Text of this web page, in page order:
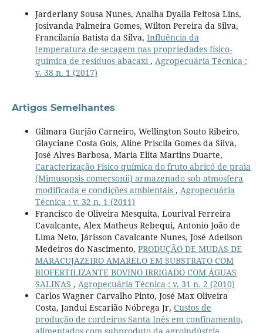
Jarderlany Sousa Nunes, Analha Dyalla Feitosa Lins,
Josivanda Palmeira Gomes, Wilton Pereira da Silva,
Francilania Batista da Silva, Influência da
temperatura de secagem nas propriedades físico-
química de resíduos abacaxi, Agropecuária Técnica :
v. 38 n. 1 (2017)
Artigos Semelhantes
Gilmara Gurjão Carneiro, Wellington Souto Ribeiro,
Glayciane Costa Gois, Aline Priscila Gomes da Silva,
José Alves Barbosa, Maria Elita Martins Duarte,
Caracterização Fisico química do fruto abricó de praia
(Mimusopsis comersonii) armazenado sob atmosfera
modificada e condições ambientais , Agropecuária
Técnica : v. 32 n. 1 (2011)
Francisco de Oliveira Mesquita, Lourival Ferreira
Cavalcante, Alex Matheus Rebequi, Antonio João de
Lima Neto, Járisson Cavalcante Nunes, José Adeilson
Medeiros do Nascimento, PRODUÇÃO DE MUDAS DE
MARACUJAZEIRO AMARELO EM SUBSTRATO COM
BIOFERTILIZANTE BOVINO IRRIGADO COM ÁGUAS
SALINAS , Agropecuária Técnica : v. 31 n. 2 (2010)
Carlos Wagner Carvalho Pinto, José Max Oliveira
Costa, Jandui Escarião Nóbrega Jr, Custos de
produção de cordeiros Santa Inês em confinamento,